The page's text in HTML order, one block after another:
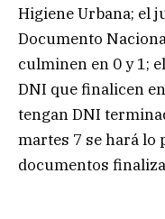
Higiene Urbana; el
Documento
culminen en 0 y 1;
DNI que finalicen
tengan DNI
martes 7 se hará lo
documentos